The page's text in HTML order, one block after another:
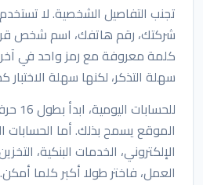
تجنب التفاصيل الشخصية. لا
شركتك، رقم هاتفك، اسم شخص
كلمة معروفة مع رمز واحد في
سهلة التذكر، لكنها سهلة الاختبار
الموقع يسمح بذلك. أما الحسابات
الإلكتروني، الخدمات البنكية،
العمل، فاختر طولا أكبر كلما أمكن.